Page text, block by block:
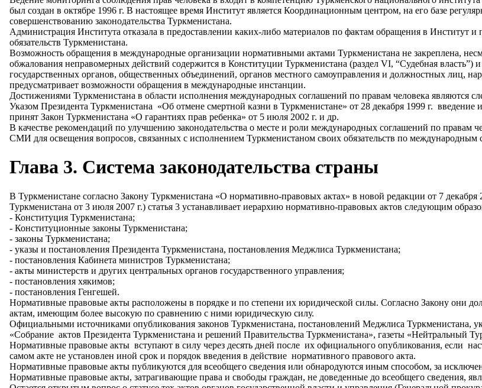
был создан в октябре 1996 г. В настоящее время Институт является Координационным центром, на его базе
совершенствованию законодательства Туркменистана.
Администрация Института отказала в предоставлении каких-либо материалов по фактам обращения в Институт
обязательств Туркменистана.
Возможность обращения в международные организации нормативными актами Туркменистана не закреплена,
обжалования неправомерных действий содержится в Конституции Туркменистана (раздел VI, “Судебная власть”)
государственных органов, общественных объединений, органов местного самоуправления и должностных лиц,
предусматривает возможности обращения в международные инстанции.
Достижениями Туркменистана в области исполнения международных соглашений по правам человека являются
Указом Президента Туркменистана «Об отмене смертной казни в Туркменистане» от 28 декабря 1999 г.
принят Закон Туркменистана «О гарантиях прав ребенка» от 5 июля 2002 г. и др.
В качестве рекомендаций по улучшению законодательства о месте и роли международных соглашений по правам
СМИ для освещения вопросов, связанных с исполнением Туркменистаном своих обязательств по международным
Глава 3. Система законодательства страны
В Туркменистане согласно Закону Туркменистана «О нормативно-правовых актах» в новой редакции от 7
Туркменистана от 3 июля 2007 г.) статья 3 устанавливает иерархию нормативно-правовых актов следующим
- Конституция Туркменистана;
- Конституционные законы Туркменистана;
- законы Туркменистана;
- указы и постановления Президента Туркменистана, постановления Меджлиса Туркменистана;
- постановления Кабинета министров Туркменистана;
- акты министерств и других центральных органов государственного управления;
- постановления хякимов;
- постановления Генгешей.
Нормативные правовые акты расположены в порядке и по степени их юридической силы. Согласно Закону они
актам, имеющим более высокую по сравнению с ними юридическую силу.
Официальными источниками опубликования законов Туркменистана, постановлений Меджлиса Туркменистана,
«Собрание актов Президента Туркменистана и решений Правительства Туркменистана», газеты «Нейтральный
Нормативные правовые акты вступают в силу через десять дней после их официального опубликования, если
самом акте не установлен иной срок и порядок введения в действие нормативного правового акта.
Нормативные правовые акты публикуются для всеобщего сведения или обнародуются иным способом, за
Нормативные правовые акты, затрагивающие права и свободы граждан, не доведенные до всеобщего сведения,